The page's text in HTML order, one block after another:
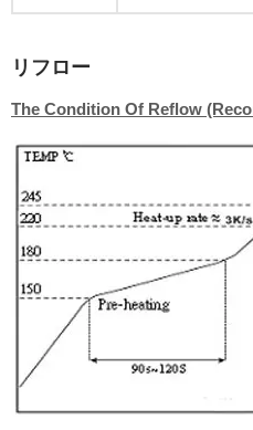
リフロー
The Condition Of Reflow